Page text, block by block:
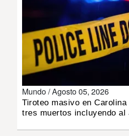
POLÍTICA
DEPORTES
Mundo /Agosto 05, 2026
Tiroteo masivo en
tres muertos incluyendo al